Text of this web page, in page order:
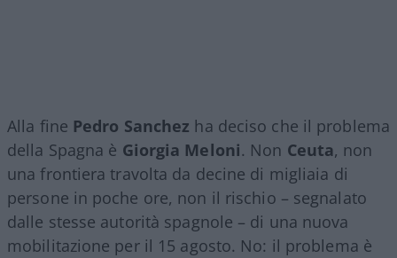
Alla fine Pedro Sanchez ha deciso che il problema
della Spagna è Giorgia Meloni. Non Ceuta, non
una frontiera travolta da decine di migliaia di
persone in poche ore, non il rischio – segnalato
dalle stesse autorità spagnole – di una nuova
mobilitazione per il 15 agosto. No: il problema è